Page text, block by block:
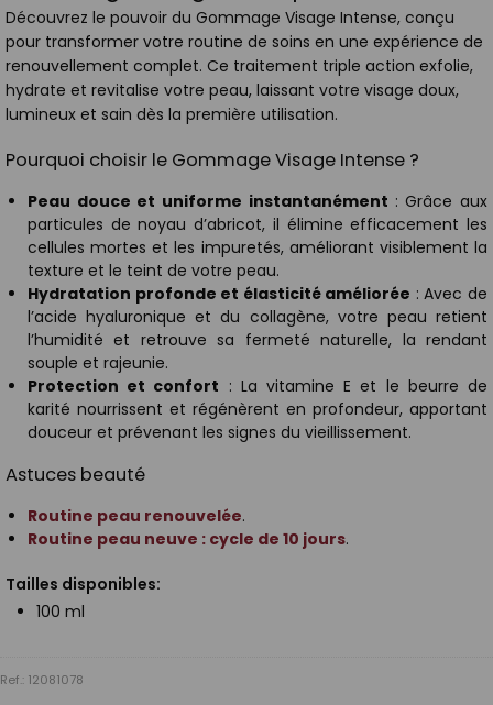
Découvrez le pouvoir du Gommage Visage Intense, conçu
pour transformer votre routine de soins en une expérience de
renouvellement complet. Ce traitement triple action exfolie,
hydrate et revitalise votre peau, laissant votre visage doux,
lumineux et sain dès la première utilisation.
Pourquoi choisir le Gommage Visage Intense ?
Peau douce et uniforme instantanément : Grâce aux
particules de noyau d’abricot, il élimine efficacement les
cellules mortes et les impuretés, améliorant visiblement la
texture et le teint de votre peau.
Hydratation profonde et élasticité améliorée : Avec de
l’acide hyaluronique et du collagène, votre peau retient
l’humidité et retrouve sa fermeté naturelle, la rendant
souple et rajeunie.
Protection et confort : La vitamine E et le beurre de
karité nourrissent et régénèrent en profondeur, apportant
douceur et prévenant les signes du vieillissement.
Astuces beauté
Routine peau renouvelée.
Routine peau neuve : cycle de 10 jours.
Tailles disponibles:
100 ml
Ref.: 12081078